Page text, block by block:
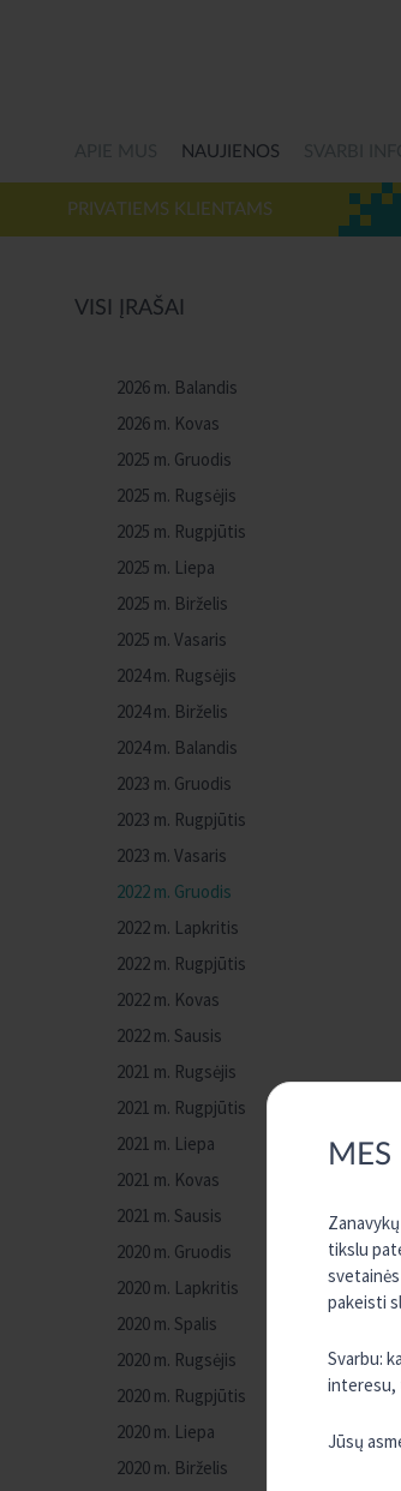
tikslu
pakeisti
Svarbu:
interesu,
Jūsų
NAUJIENOS
PRIVATIEMS KLIENTAMS
VISI ĮRAŠAI
2026 m. Balandis
2026 m. Kovas
2025 m. Gruodis
2025 m. Rugsėjis
2025 m. Rugpjūtis
2025 m. Liepa
2025 m. Birželis
2025 m. Vasaris
2024 m. Rugsėjis
2024 m. Birželis
2024 m. Balandis
2023 m. Gruodis
2023 m. Rugpjūtis
2023 m. Vasaris
2022 m. Gruodis
2022 m. Lapkritis
2022 m. Rugpjūtis
2022 m. Kovas
2022 m. Sausis
2021 m. Rugsėjis
2021 m. Rugpjūtis
2021 m. Liepa
2021 m. Kovas
2021 m. Sausis
2020 m. Gruodis
2020 m. Lapkritis
2020 m. Spalis
2020 m. Rugsėjis
2020 m. Rugpjūtis
2020 m. Liepa
2020 m. Birželis